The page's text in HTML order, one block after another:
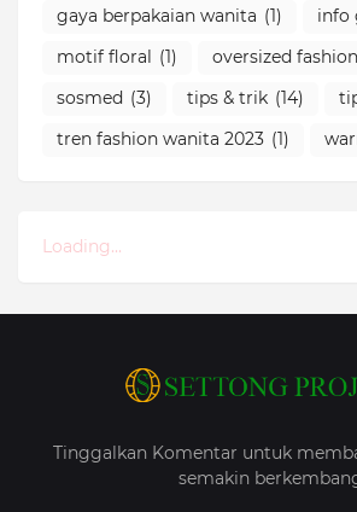
gaya berpakaian wanita (1) info
motif floral
(1) oversized fashion
sosmed (3) tips & trik (14)
tren fashion wanita 2023 (1)
Loading...
Tinggalkan Komentar untuk
semakin